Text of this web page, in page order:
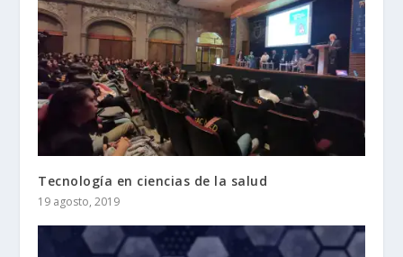
Tecnología en ciencias de la salud
19 agosto, 2019